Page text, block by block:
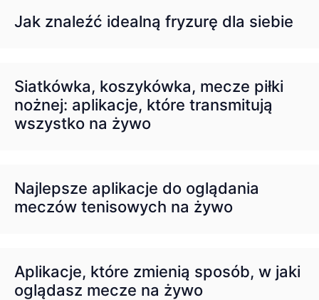
Jak znaleźć idealną fryzurę dla siebie
Siatkówka, koszykówka, mecze piłki
nożnej: aplikacje, które transmitują
wszystko na żywo
Najlepsze aplikacje do oglądania
meczów tenisowych na żywo
Aplikacje, które zmienią sposób, w jaki
oglądasz mecze na żywo